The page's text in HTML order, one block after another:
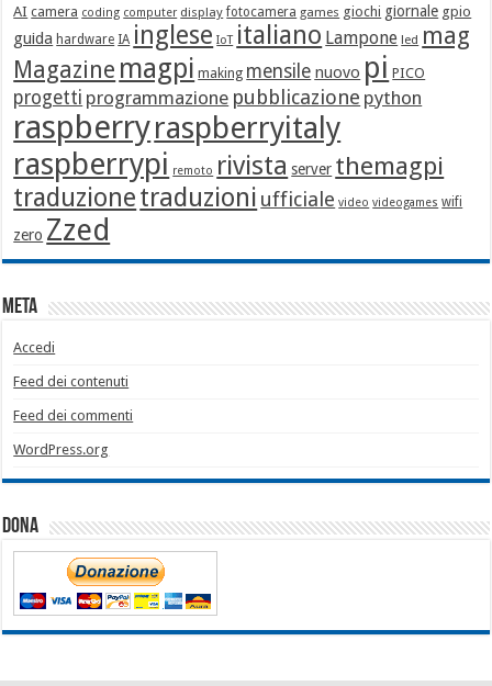
AI camera coding computer display fotocamera games giochi giornale gpio
guida hardware IA inglese IoT italiano Lampone led mag
Magazine magpi making mensile nuovo pi PICO
progetti programmazione pubblicazione python
raspberryraspberryitaly
raspberrypi remoto rivista server themagpi
traduzionetraduzioni ufficiale video videogames wifi
zero Zzed
Meta
Accedi
Feed dei contenuti
Feed dei commenti
WordPress.org
Dona